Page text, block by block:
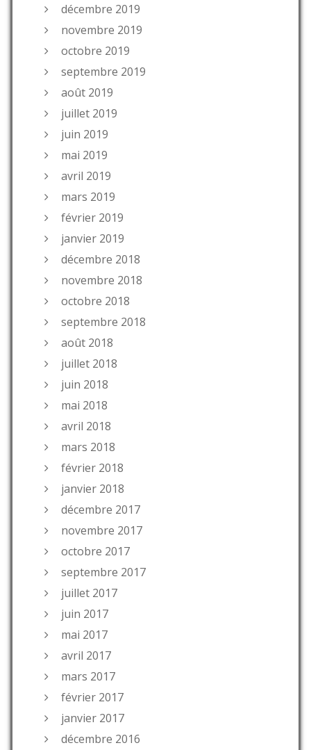
décembre 2019
novembre 2019
octobre 2019
septembre 2019
août 2019
juillet 2019
juin 2019
mai 2019
avril 2019
mars 2019
février 2019
janvier 2019
décembre 2018
novembre 2018
octobre 2018
septembre 2018
août 2018
juillet 2018
juin 2018
mai 2018
avril 2018
mars 2018
février 2018
janvier 2018
décembre 2017
novembre 2017
octobre 2017
septembre 2017
juillet 2017
juin 2017
mai 2017
avril 2017
mars 2017
février 2017
janvier 2017
décembre 2016